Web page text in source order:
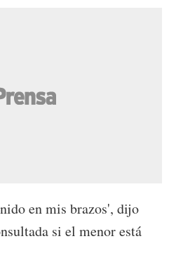
en mis brazos', dijo
si el menor está